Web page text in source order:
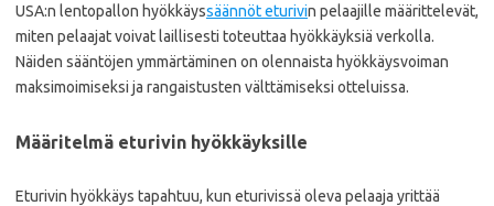
USA:n lentopallon hyökkäyssäännöt eturivin pelaajille määrittelevät,
miten pelaajat voivat laillisesti toteuttaa hyökkäyksiä verkolla.
Näiden sääntöjen ymmärtäminen on olennaista hyökkäysvoiman
maksimoimiseksi ja rangaistusten välttämiseksi otteluissa.
Määritelmä eturivin hyökkäyksille
Eturivin hyökkäys tapahtuu, kun eturivissä oleva pelaaja yrittää